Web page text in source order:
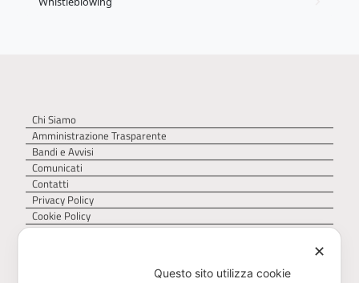
Chi Siamo
Amministrazione Trasparente
Bandi e Avvisi
Comunicati
Contatti
Privacy Policy
Cookie Policy
✕
Questo sito utilizza cookie